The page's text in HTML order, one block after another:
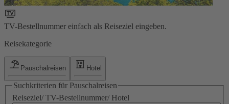
TV-Bestellnummer einfach als Reiseziel eingeben.
Reisekategorie
Pauschalreisen Hotel
Suchkriterien für Pauschalreisen
Reiseziel/ TV-Bestellnummer/ Hotel